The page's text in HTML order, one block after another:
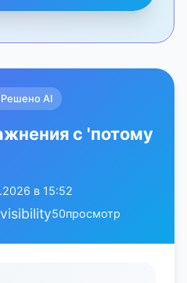
Решено AI
с 'потому
в 15:52
visibility50просмотр